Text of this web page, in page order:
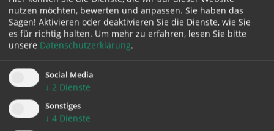
Zustimmung erforderlich!
Bitte akzeptieren Sie
Cookies von Google Maps
nutzen möchten, bewerten und anpassen. Sie haben das
Sagen! Aktivieren oder deaktivieren Sie die Dienste, wie Sie
es für richtig halten. Um mehr zu erfahren, lesen Sie bitte
unsere Datenschutzerklärung.
Social Media
↓ 2 Dienste
Sonstiges
↓ 4 Dienste